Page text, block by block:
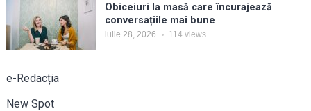
Obiceiuri la masă care încurajează
conversațiile mai bune
iulie 28, 2026 114 views
e-Redacția
New Spot